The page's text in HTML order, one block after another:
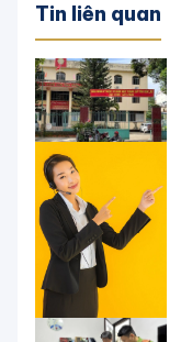
Tin liên quan